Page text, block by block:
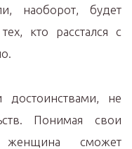
наоборот, будет
кто расстался с
не
Понимая свои
женщина сможет